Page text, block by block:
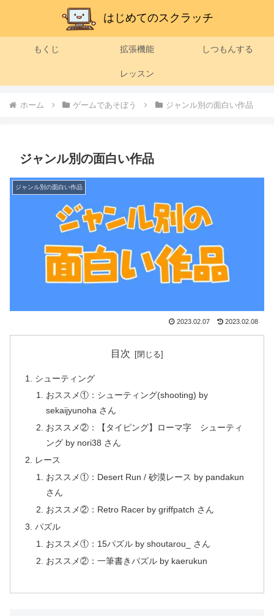
もくじ 拡張機能 しつもんする
レッスン
ホーム ゲームであそぼう ジャンル別の面白い作品
ジャンル別の面白い作品
ジャンル別の面白い作品
2023.02.07 2023.02.08
目次
シューティング
おススメ①：シューティング(shooting) by
sekaijyunoha さん
おススメ②：【タイピング】ローマ字 シューティ
ング by nori38 さん
レース
おススメ①：Desert Run / 砂漠レース by pandakun
さん
おススメ②：Retro Racer by griffpatch さん
パズル
おススメ①：15パズル by shoutarou_ さん
おススメ②：一筆書きパズル by kaerukun